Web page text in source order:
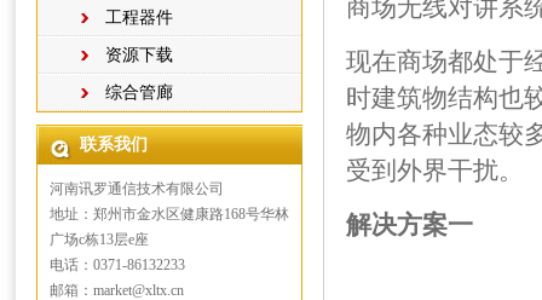
工程器件
资源下载
综合管廊
联系我们
河南讯罗通信技术有限公司
地址：郑州市金水区健康路168号华林
广场c栋13层e座
电话：0371-86132233
邮箱：market@xltx.cn
商场无线对讲系
现在商场都处于
时建筑物结构也
物内各种业态较
受到外界干扰。
解决方案一